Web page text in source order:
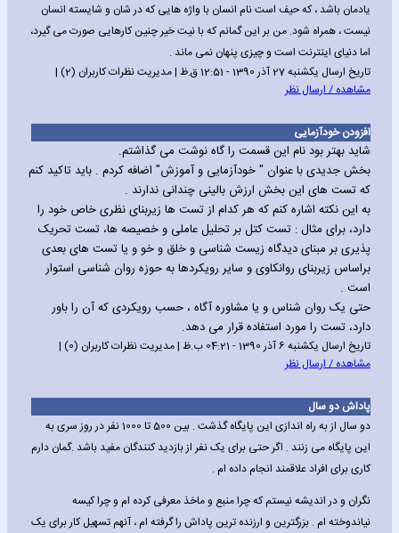
یادمان باشد ، که حیف است نام انسان با واژه هایی که در شان و شایسته انسان
نیست ، همراه شود. من بر این گمانم که با نیت خیر چنین کارهایی صورت می گیرد،
اما دنیای اینترنت است و چیزی پنهان نمی ماند .
تاریخ ارسال یکشنبه 27 آذر 1390 - 12:51 ق.ظ | مدیریت نظرات کاربران (2) |
مشاهده / ارسال نظر
افزودن خودآزمایی
شاید بهتر بود نام این قسمت را گاه نوشت می گذاشتم.
بخش جدیدی با عنوان " خودآزمایی و آموزش" اضافه کردم . باید تاکید کنم
که تست های این بخش ارزش بالینی چندانی ندارند .
به این نکته اشاره کنم که هر کدام از تست ها زیربنای نظری خاص خود را
دارد، برای مثال : تست کتل بر تحلیل عاملی و خصیصه ها، تست تحریک
پذیری بر مبنای دیدگاه زیست شناسی و خلق و خو و یا تست های بعدی
براساس زیربنای روانکاوی و سایر رویکردها به حوزه روان شناسی استوار
است .
حتی یک روان شناس و یا مشاوره آگاه ، حسب رویکردی که آن را باور
دارد، تست را مورد استفاده قرار می دهد.
تاریخ ارسال یکشنبه 6 آذر 1390 - 04:21 ب.ظ | مدیریت نظرات کاربران (0) |
مشاهده / ارسال نظر
پاداش دو سال
دو سال از به راه اندازی این پایگاه گذشت . بین 500 تا 1000 نفر در روز سری به
این پایگاه می زنند . اگر حتی برای یک نفر از بازدید کنندگان مفید باشد .گمان دارم
کاری برای افراد علاقمند انجام داده ام .
نگران و در اندیشه نیستم که چرا منبع و ماخذ معرفی کرده ام و چرا کیسه
نیاندوخته ام . بزرگترین و ارزنده ترین پاداش را گرفته ام ، آنهم تسهیل کار برای یک